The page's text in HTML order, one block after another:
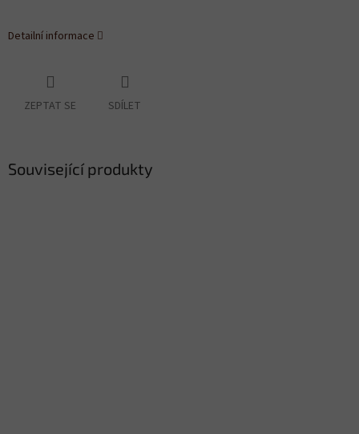
Detailní informace
ZEPTAT SE SDÍLET
Související produkty